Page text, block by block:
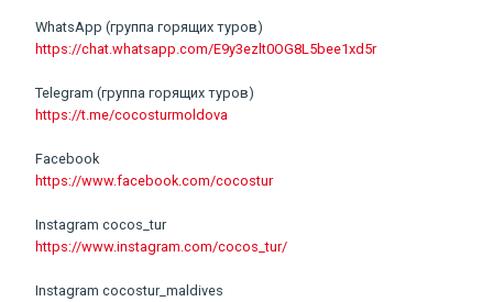
WhatsApp (группа горящих туров)
https://chat.whatsapp.com/E9y3ezlt0OG8L5bee1xd5r
Telegram (группа горящих туров)
https://t.me/cocosturmoldova
Facebook
https://www.facebook.com/cocostur
Instagram cocos_tur
https://www.instagram.com/cocos_tur/
Instagram cocostur_maldives